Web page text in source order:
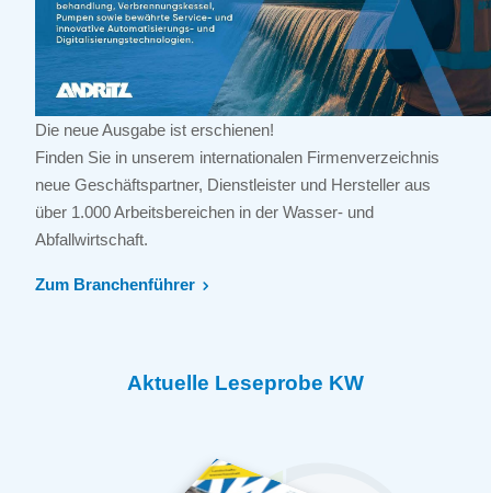
Die neue Ausgabe ist erschienen!
Finden Sie in unserem internationalen Firmenverzeichnis
neue Geschäftspartner, Dienstleister und Hersteller aus
über 1.000 Arbeitsbereichen in der Wasser- und
Abfallwirtschaft.
Zum Branchenführer
Aktuelle Leseprobe KW